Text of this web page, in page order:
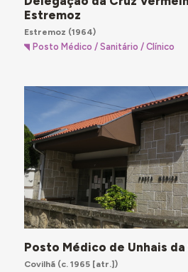
Estremoz
Estremoz (1964)
Posto Médico / Sanitário / Clínico
Posto Médico de Unhais
Covilhã(c. 1965 [atr.])